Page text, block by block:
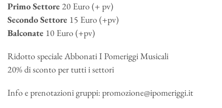
Primo Settore 20 Euro (+ pv)
Secondo Settore 15 Euro (+pv)
Balconate 10 Euro (+pv)
Ridotto speciale Abbonati I Pomeriggi Musicali
20% di sconto per tutti i settori
Info e prenotazioni gruppi: promozione@ipomeriggi.it